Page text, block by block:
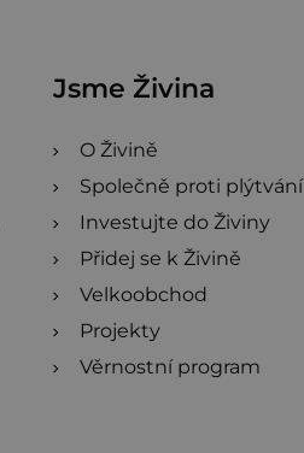
Jsme Živina
O Živině
Společně proti plýtvání
Investujte do Živiny
Přidej se k Živině
Velkoobchod
Projekty
Věrnostní program